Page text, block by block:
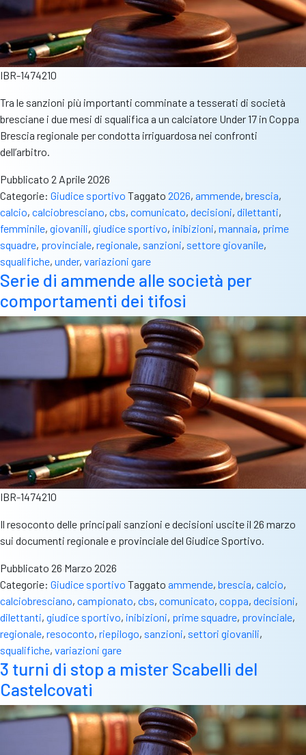
IBR-1474210
Tra le sanzioni più importanti comminate a tesserati di società
bresciane i due mesi di squalifica a un calciatore Under 17 in Coppa
Brescia regionale per condotta irriguardosa nei confronti
dell’arbitro.
Pubblicato 2 Aprile 2026
Categorie: Giudice sportivo Taggato 2026, ammende, brescia,
calcio, calciobresciano, cbs, comunicato, decisioni, dilettanti,
femminile, giovanili, giudice sportivo, inibizioni, mannaia, prime
squadre, provinciale, regionale, sanzioni, settore giovanile,
squalifiche, under, variazioni gare
Serie di ammende alle società per
comportamenti dei tifosi
IBR-1474210
Il resoconto delle principali sanzioni e decisioni uscite il 26 marzo
sui documenti regionale e provinciale del Giudice Sportivo.
Pubblicato 26 Marzo 2026
Categorie: Giudice sportivo Taggato ammende, brescia, calcio,
calciobresciano, campionato, cbs, comunicato, coppa, decisioni,
dilettanti, giudice sportivo, inibizioni, prime squadre, provinciale,
regionale, resoconto, riepilogo, sanzioni, settori giovanili,
squalifiche, variazioni gare
3 turni di stop a mister Scabelli del
Castelcovati